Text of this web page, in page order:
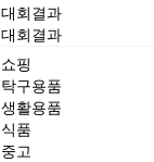
대회결과
대회결과
쇼핑
탁구용품
생활용품
식품
중고